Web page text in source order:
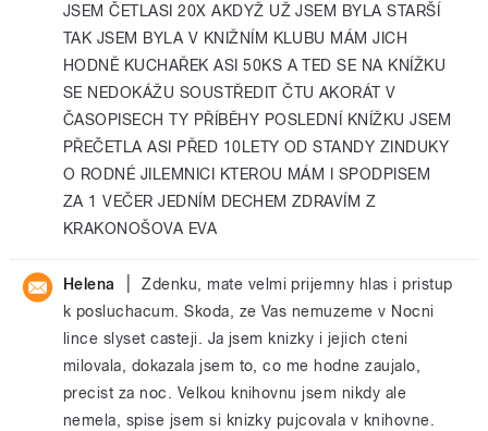
JSEM ČETLASI 20X AKDYŽ UŽ JSEM BYLA STARŠÍ
TAK JSEM BYLA V KNIŽNÍM KLUBU MÁM JICH
HODNĚ KUCHAŘEK ASI 50KS A TED SE NA KNÍŽKU
SE NEDOKÁŽU SOUSTŘEDIT ČTU AKORÁT V
ČASOPISECH TY PŘÍBĚHY POSLEDNÍ KNÍŽKU JSEM
PŘEČETLA ASI PŘED 10LETY OD STANDY ZINDUKY
O RODNÉ JILEMNICI KTEROU MÁM I SPODPISEM
ZA 1 VEČER JEDNÍM DECHEM ZDRAVÍM Z
KRAKONOŠOVA EVA
Helena
Zdenku, mate velmi prijemny hlas i pristup
k posluchacum. Skoda, ze Vas nemuzeme v Nocni
lince slyset casteji. Ja jsem knizky i jejich cteni
milovala, dokazala jsem to, co me hodne zaujalo,
precist za noc. Velkou knihovnu jsem nikdy ale
nemela, spise jsem si knizky pujcovala v knihovne.